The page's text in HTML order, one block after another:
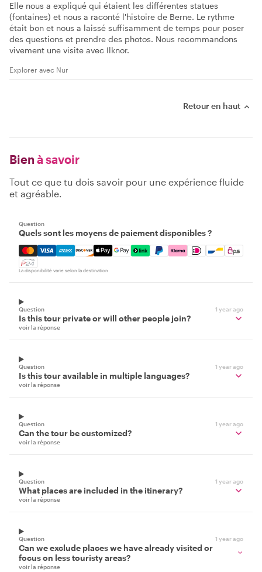
Elle nous a expliqué qui étaient les différentes statues
(fontaines) et nous a raconté l'histoire de Berne. Le rythme
était bon et nous a laissé suffisamment de temps pour poser
des questions et prendre des photos. Nous recommandons
vivement une visite avec Ilknor.
Explorer avec Nur
Retour en haut
Bien à savoir
Tout ce que tu dois savoir pour une expérience fluide
et agréable.
Question
Quels sont les moyens de paiement disponibles ?
Mastercard, Visa, Amex, Discover, Apple Pay, Google
La disponibilité varie selon la destination
Question 1 year ago
Is this tour private or will other people join?
voir la réponse
Question 1 year ago
Is this tour available in multiple languages?
voir la réponse
Question 1 year ago
Can the tour be customized?
voir la réponse
Question 1 year ago
What places are included in the itinerary?
voir la réponse
Question 1 year ago
Can we exclude places we have already visited or
focus on less touristy areas?
voir la réponse